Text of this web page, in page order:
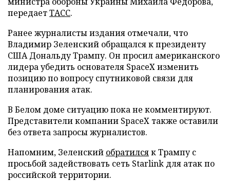
передаетТАСС.
Ранее журналисты издания отмечали, что
Владимир Зеленский обращался к президенту
США Дональду Трампу. Он просил американского
лидера убедить основателя SpaceX изменить
позицию по вопросу спутниковой связи для
планирования атак.
В Белом доме ситуацию пока не комментируют.
Представители компании SpaceX также оставили
без ответа запросы журналистов.
Напомним, Зеленский обратилсяк Трампу с
просьбой задействовать сеть Starlink для атак по
российской территории.